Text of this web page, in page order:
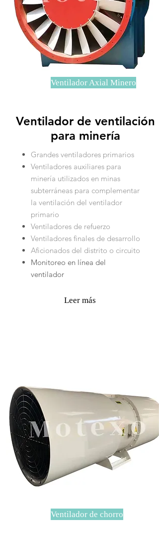
Ventilador Axial Minero
Ventilador de ventilación
para minería
Grandes ventiladores primarios
Ventiladores auxiliares para
minería utilizados en minas
subterráneas para complementar
la ventilación del ventilador
primario
Ventiladores de refuerzo
Ventiladores finales de desarrollo
Aficionados del distrito o circuito
Monitoreo en línea del
ventilador
Leer más
Ventilador de chorro